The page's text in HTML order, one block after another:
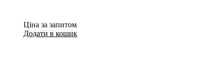
Ціна за запитом
Додати в кошик